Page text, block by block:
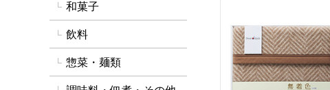
和菓子
飲料
惣菜・麺類